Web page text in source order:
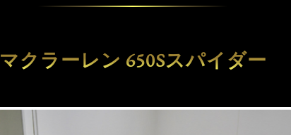
マクラーレン 650Sスパイダー